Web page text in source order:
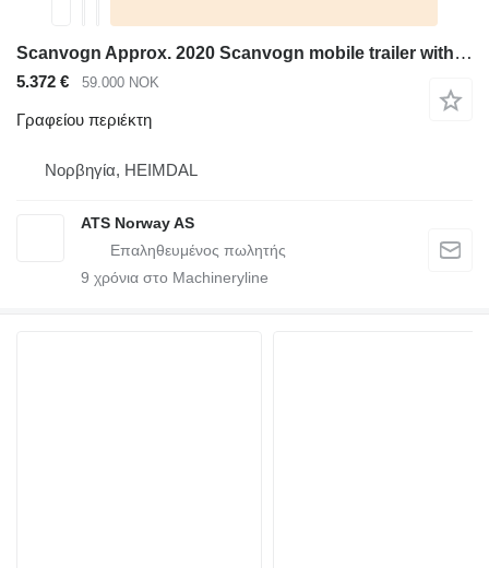
Scanvogn Approx. 2020 Scanvogn mobile trailer with toilet
5.372 € 59.000 NOK
Γραφείου περιέκτη
Νορβηγία, HEIMDAL
ATS Norway AS
9 χρόνια στο Machineryline